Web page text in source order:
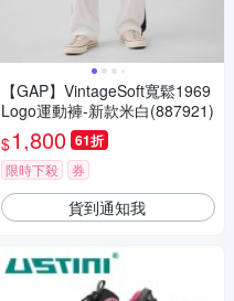
【GAP】VintageSoft寬鬆1969
Logo運動褲-新款米白(887921)
$1,800 61折
限時下殺 券
貨到通知我